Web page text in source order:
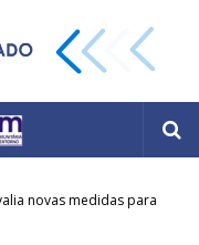
novas medidas para